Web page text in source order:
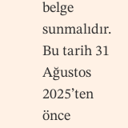
belge
sunmalıdır.
Bu tarih 31
Ağustos
2025’ten
önce